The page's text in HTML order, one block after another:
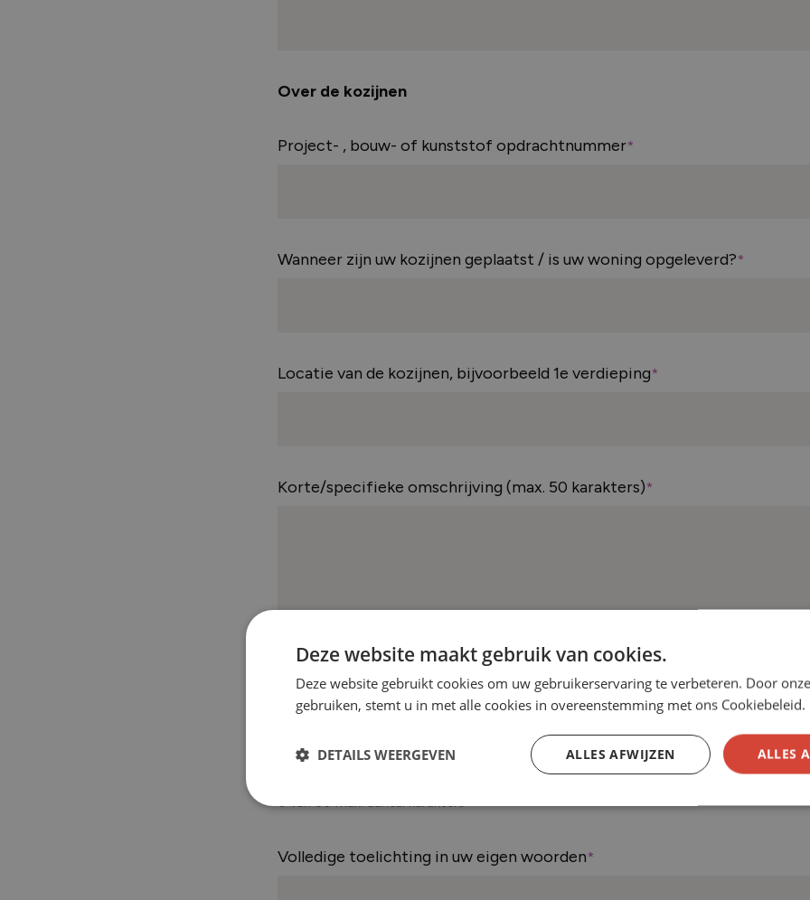
Over de kozijnen
Project- , bouw- of kunststof opdrachtnummer
Wanneer zijn uw kozijnen geplaatst / is uw woning opgeleverd?
Locatie van de kozijnen, bijvoorbeeld 1e verdieping
Korte/specifieke omschrijving (max. 50 karakters)
0 van 50 max. aantal karakters
Volledige toelichting in uw eigen woorden
Deze website maakt gebruik van cookies.
Deze website gebruikt cookies om uw gebruikerservaring te verbeteren. Door
gebruiken, stemt u in met alle cookies in overeenstemming met ons Cookiebeleid.
ALLES
ALLES AFWIJZEN
DETAILS WEERGEVEN